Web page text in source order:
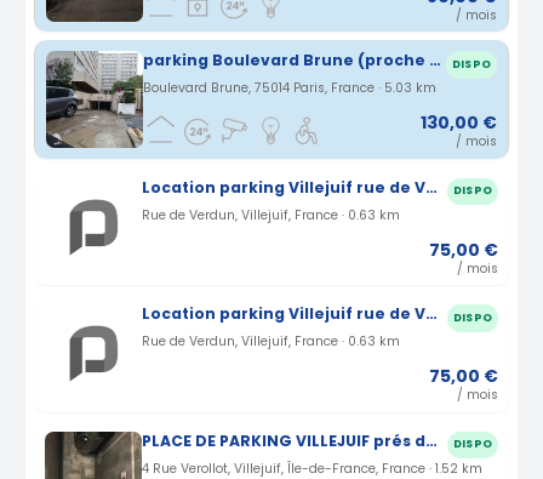
/ mois
parking Boulevard Brune (proche TRAM T3, arrêt DIDOT) DISPO
Boulevard Brune, 75014 Paris, France · 5.03 km
130,00 €
/ mois
Location parking Villejuif rue de Verdun (94) DISPO
Rue de Verdun, Villejuif, France · 0.63 km
75,00 €
/ mois
Location parking Villejuif rue de Verdun (94) DISPO
Rue de Verdun, Villejuif, France · 0.63 km
75,00 €
/ mois
PLACE DE PARKING VILLEJUIF prés de porte d’Italie DISPO
4 Rue Verollot, Villejuif, Île-de-France, France · 1.52 km